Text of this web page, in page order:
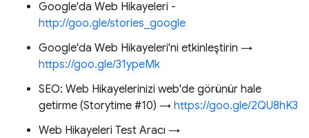
Google'da Web Hikayeleri -
http://goo.gle/stories_google
Google'da Web Hikayeleri'ni etkinleştirin →
https://goo.gle/31ypeMk
SEO: Web Hikayelerinizi web'de görünür hale
getirme (Storytime #10) → https://goo.gle/2QU8hK3
Web Hikayeleri Test Aracı →